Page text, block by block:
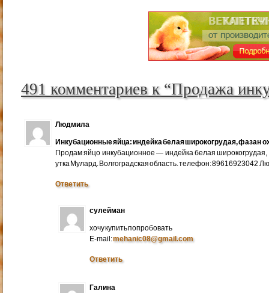
491 комментариев к “Продажа
Людмила
Инкубационные яйца: индейка белая широкогрудая, фазан
Продам яйцо инкубационное — индейка белая
утка Мулард. Волгоградская область. телефон: 89616923042
Ответить
сулейман
хочу купить попробовать
E-mail:mehanic08@gmail.com
Ответить
Галина